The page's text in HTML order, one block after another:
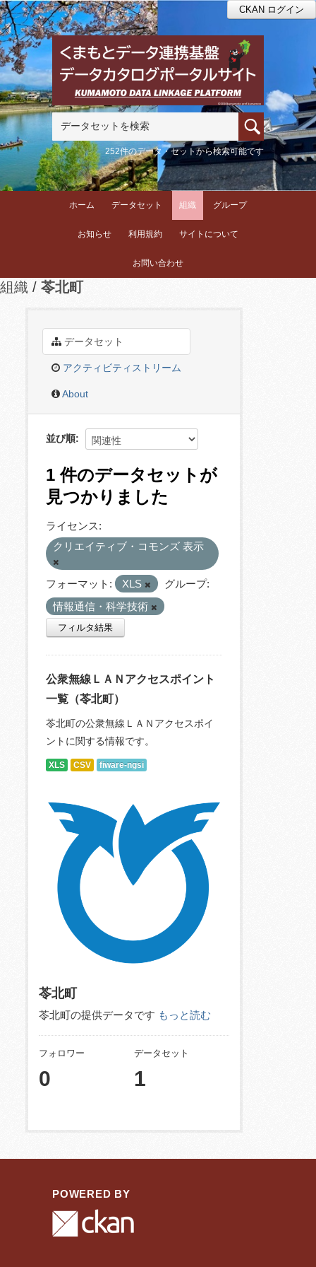
CKAN ログイン
252件のデータ・セットから検索可能です
ホーム データセット 組織 グループ
お知らせ 利用規約 サイトについて
お問い合わせ
組織 苓北町
データセット
アクティビティストリーム
About
並び順
1 件のデータセットが
見つかりました
ライセンス:
クリエイティブ・コモンズ 表示
フォーマット: XLS
グループ:
情報通信・科学技術
フィルタ結果
公衆無線ＬＡＮアクセスポイント
一覧（苓北町）
苓北町の公衆無線ＬＡＮアクセスポイ
ントに関する情報です。
XLS CSV fiware-ngsi
苓北町
苓北町の提供データです もっと読む
フォロワー
0
データセット
1
POWERED BY